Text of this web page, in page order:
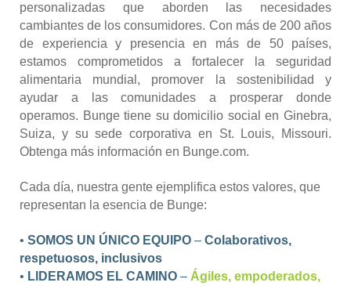
personalizadas que aborden las necesidades
cambiantes de los consumidores. Con más de 200 años
de experiencia y presencia en más de 50 países,
estamos comprometidos a fortalecer la seguridad
alimentaria mundial, promover la sostenibilidad y
ayudar a las comunidades a prosperar donde
operamos. Bunge tiene su domicilio social en Ginebra,
Suiza, y su sede corporativa en St. Louis, Missouri.
Obtenga más información en Bunge.com.
Cada día, nuestra gente ejemplifica estos valores, que
representan la esencia de Bunge:
• SOMOS UN ÚNICO EQUIPO – Colaborativos,
respetuosos, inclusivos
• LIDERAMOS EL CAMINO – Ágiles, empoderados,